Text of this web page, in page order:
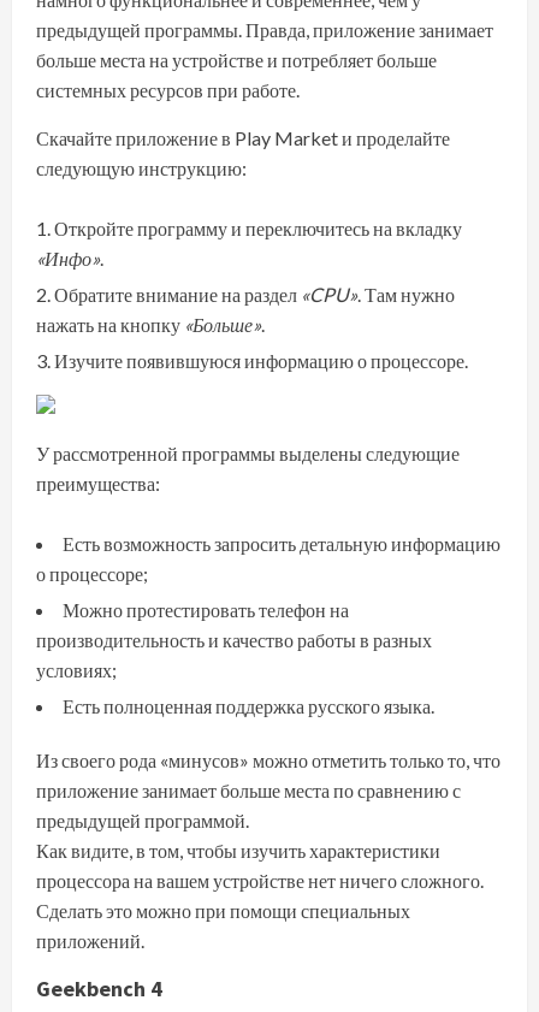
предыдущей программы. Правда, приложение занимает
больше места на устройстве и потребляет больше
системных ресурсов при работе.
Скачайте приложение в Play Market и проделайте
следующую инструкцию:
Откройте программу и переключитесь на вкладку
«Инфо».
Обратите внимание на раздел «CPU». Там нужно
нажать на кнопку «Больше».
Изучите появившуюся информацию о процессоре.
У рассмотренной программы выделены следующие
преимущества:
Есть возможность запросить детальную информацию
о процессоре;
Можно протестировать телефон на
производительность и качество работы в разных
условиях;
Есть полноценная поддержка русского языка.
Из своего рода «минусов» можно отметить только то, что
приложение занимает больше места по сравнению с
предыдущей программой.
Как видите, в том, чтобы изучить характеристики
процессора на вашем устройстве нет ничего сложного.
Сделать это можно при помощи специальных
приложений.
Geekbench 4